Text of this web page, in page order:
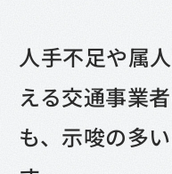
人手不足や属
える交通事業
も、示唆の多